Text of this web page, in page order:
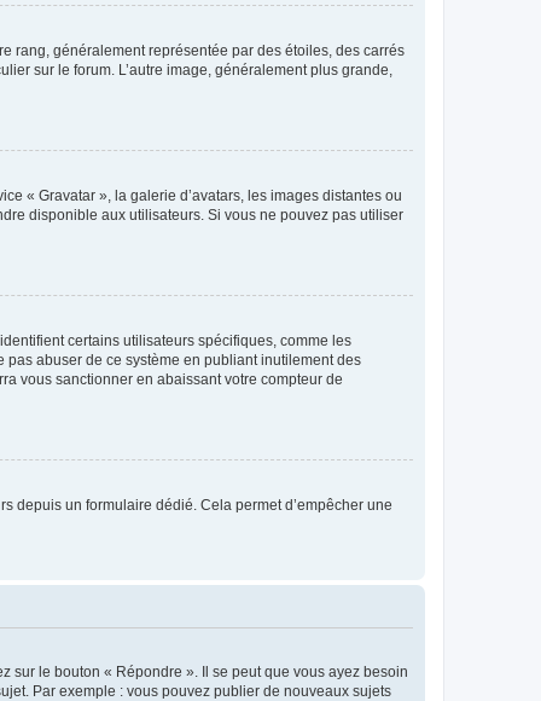
rang, généralement représentée par des étoiles, des carrés
sur le forum. L’autre image, généralement plus grande,
« Gravatar », la galerie d’avatars, les images distantes ou
disponible aux utilisateurs. Si vous ne pouvez pas utiliser
certains utilisateurs spécifiques, comme les
abuser de ce système en publiant inutilement des
vous sanctionner en abaissant votre compteur de
depuis un formulaire dédié. Cela permet d’empêcher une
sur le bouton « Répondre ». Il se peut que vous ayez besoin
Par exemple : vous pouvez publier de nouveaux sujets